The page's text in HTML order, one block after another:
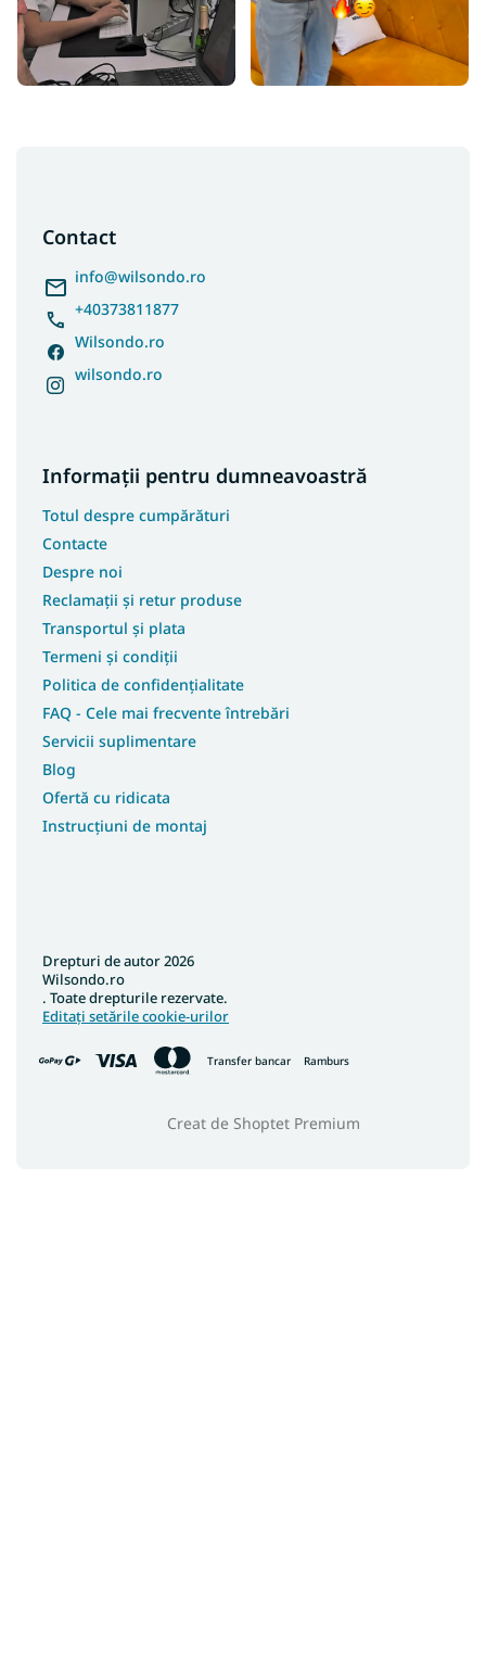
Contact
info@wilsondo.ro
+40373811877
Wilsondo.ro
wilsondo.ro
Informații pentru dumneavoastră
Totul despre cumpărături
Contacte
Despre noi
Reclamații și retur produse
Transportul și plata
Termeni și condiții
Politica de confidențialitate
FAQ - Cele mai frecvente întrebări
Servicii suplimentare
Blog
Ofertă cu ridicata
Instrucțiuni de montaj
Transfer bancar Ramburs
Creat de Shoptet Premium
Drepturi de autor 2026
Wilsondo.ro
. Toate drepturile rezervate.
Editați setările cookie-urilor